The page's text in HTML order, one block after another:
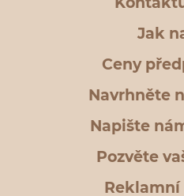
Jak
Ceny
Navrhněte
Napište
Pozvěte